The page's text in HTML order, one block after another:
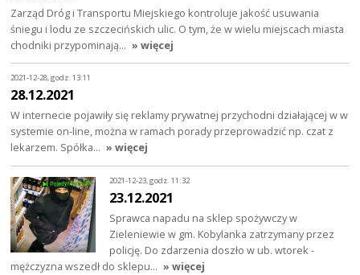
Zarząd Dróg i Transportu Miejskiego kontroluje jakość usuwania
śniegu i lodu ze szczecińskich ulic. O tym, że w wielu miejscach miasta
chodniki przypominają… » więcej
2021-12-28, godz. 13:11
28.12.2021
W internecie pojawiły się reklamy prywatnej przychodni działającej w w
systemie on-line, można w ramach porady przeprowadzić np. czat z
lekarzem. Spółka… » więcej
2021-12-23, godz. 11:32
23.12.2021
Sprawca napadu na sklep spożywczy w
Zieleniewie w gm. Kobylanka zatrzymany przez
policję. Do zdarzenia doszło w ub. wtorek -
mężczyzna wszedł do sklepu… » więcej